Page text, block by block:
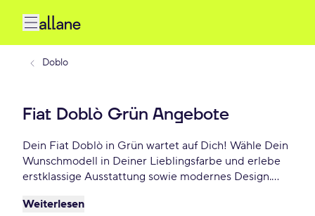
Doblo
Fiat Doblò Grün Angebote
Dein Fiat Doblò in Grün wartet auf Dich! Wähle Dein
Wunschmodell in Deiner Lieblingsfarbe und erlebe
erstklassige Ausstattung sowie modernes Design.
Finanzierungsoptionen und fahre Dein Fiat Doblò
Weiterlesen